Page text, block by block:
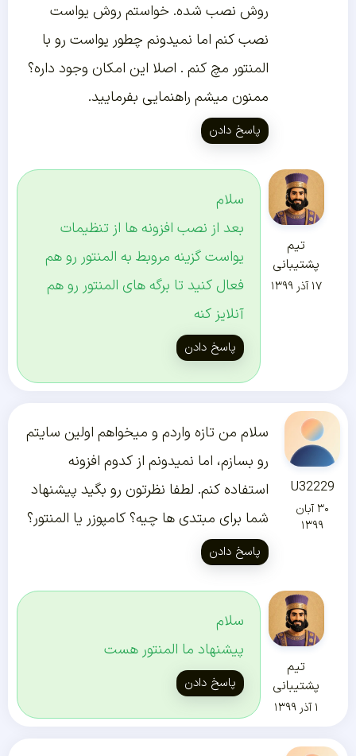
روش نصب شده. خواستم روش یواست
نصب کنم اما نمیدونم چطور یواست رو با
المنتور مچ کنم . اصلا این امکان وجود داره؟
ممنون میشم راهنمایی بفرمایید.
پاسخ دادن
تیم
پشتیبانی
۱۷ آذر ۱۳۹۹
سلام
بعد از نصب افزونه ها از تنظیمات
یواست گزینه مروبط به المنتور رو هم
فعال کنید تا برگه های المنتور رو هم
آنلایز کنه
پاسخ دادن
U32229
۳۰ آبان
۱۳۹۹
سلام من تازه واردم و میخواهم اولین سایتم
رو بسازم، اما نمیدونم از کدوم افزونه
استفاده کنم. لطفا نظرتون رو بگید پیشنهاد
شما برای مبتدی ها چیه؟ کامپوزر یا المنتور؟
پاسخ دادن
تیم
پشتیبانی
۱ آذر ۱۳۹۹
سلام
پیشنهاد ما المنتور هست
پاسخ دادن